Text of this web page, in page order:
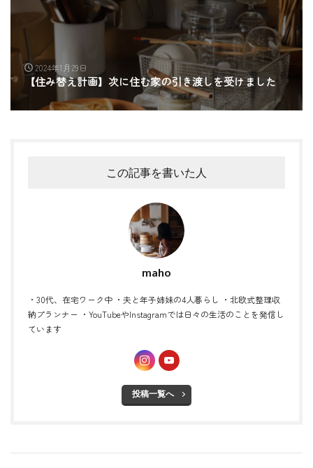
2024年1月29日
【住み替え計画】次に住む家の引き渡しを受けました
この記事を書いた人
maho
・30代、在宅ワーク中 ・夫と年子姉妹の4人暮らし ・北欧式整理収
納プランナー ・YouTubeやInstagramでは日々の生活のことを発信し
ています
投稿一覧へ